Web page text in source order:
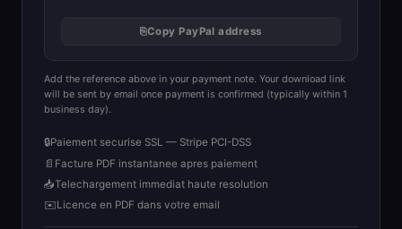
⎘Copy PayPal address
Add the reference above in your payment note. Your download link
will be sent by email once payment is confirmed (typically within 1
business day).
🔒Paiement securise SSL — Stripe PCI-DSS
📄 Facture PDF instantanee apres paiement
📥Telechargement immediat haute resolution
✉️Licence en PDF dans votre email